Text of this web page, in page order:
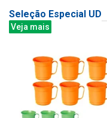
Seleção Especial UD
Veja mais